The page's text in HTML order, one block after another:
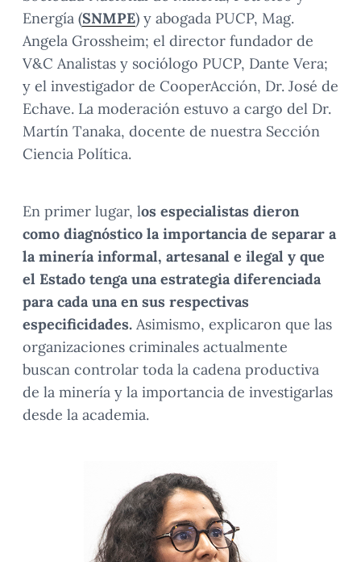
Energía (SNMPE) y abogada PUCP, Mag.
Angela Grossheim; el director fundador de
V&C Analistas y sociólogo PUCP, Dante Vera;
y el investigador de CooperAcción, Dr. José de
Echave. La moderación estuvo a cargo del Dr.
Martín Tanaka, docente de nuestra Sección
Ciencia Política.
En primer lugar, los especialistas dieron
como diagnóstico la importancia de separar a
la minería informal, artesanal e ilegal y que
el Estado tenga una estrategia diferenciada
para cada una en sus respectivas
especificidades. Asimismo, explicaron que las
organizaciones criminales actualmente
buscan controlar toda la cadena productiva
de la minería y la importancia de investigarlas
desde la academia.